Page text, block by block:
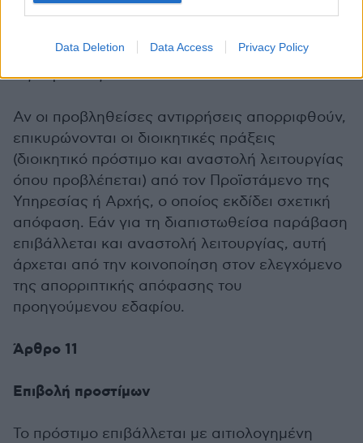
Data Deletion Data Access Privacy Policy
τις αντιρρήσεις και με αιτιολογημένη αναφορά
τις αποδέχεται ή τις απορρίπτει και επιβάλλει
τις κυρώσεις.
Αν οι προβληθείσες αντιρρήσεις απορριφθούν,
επικυρώνονται οι διοικητικές πράξεις
(διοικητικό πρόστιμο και αναστολή λειτουργίας
όπου προβλέπεται) από τον Προϊστάμενο της
Υπηρεσίας ή Αρχής, ο οποίος εκδίδει σχετική
απόφαση. Εάν για τη διαπιστωθείσα παράβαση
επιβάλλεται και αναστολή λειτουργίας, αυτή
άρχεται από την κοινοποίηση στον ελεγχόμενο
της απορριπτικής απόφασης του
προηγούμενου εδαφίου.
Άρθρο 11
Επιβολή προστίμων
Το πρόστιμο επιβάλλεται με αιτιολογημένη